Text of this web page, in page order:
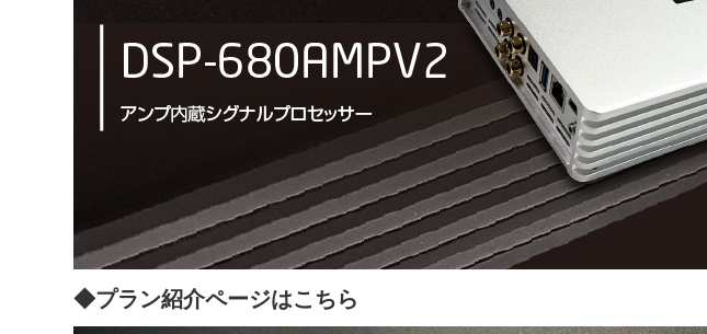
◆プラン紹介ページはこちら